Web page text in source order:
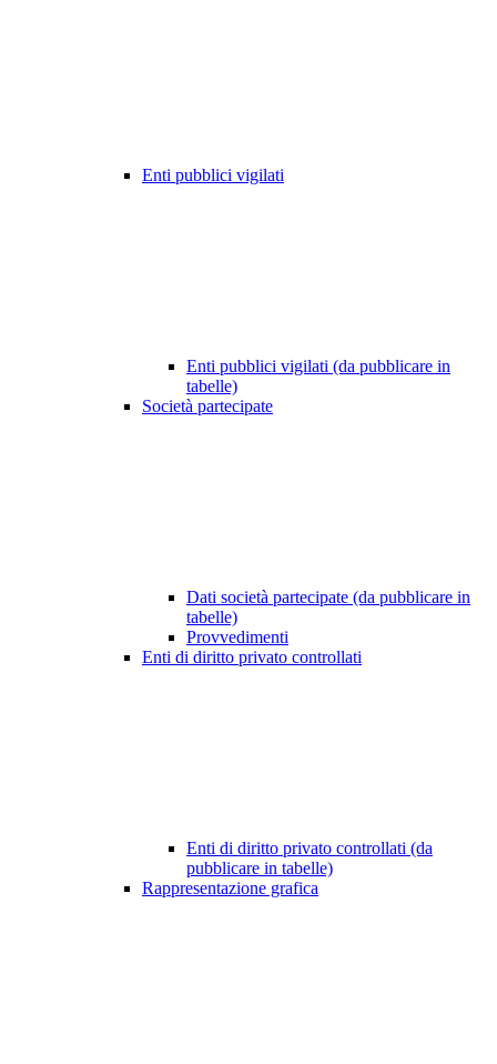
Enti pubblici vigilati
Enti pubblici vigilati (da pubblicare in
tabelle)
Società partecipate
Dati società partecipate (da pubblicare in
tabelle)
Provvedimenti
Enti di diritto privato controllati
Enti di diritto privato controllati (da
pubblicare in tabelle)
Rappresentazione grafica